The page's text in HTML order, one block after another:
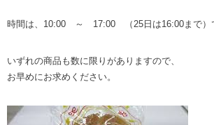
時間は、10:00 ～ 17:00 （25日は16:00まで）
いずれの商品も数に限りがありますので、
お早めにお求めください。